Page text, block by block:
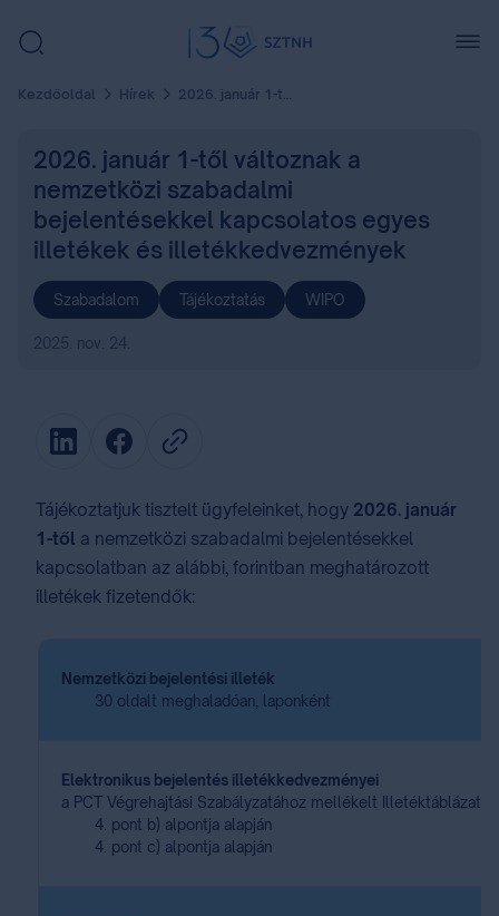
Kezdőoldal Hírek 2026. január 1-től változnak a nemzetközi szabadalmi bejelentésekkel kapcsolatos egyes illetékek és illetékkedvezmények
2026. január 1-től változnak a
nemzetközi szabadalmi
bejelentésekkel kapcsolatos egyes
illetékek és illetékkedvezmények
Szabadalom Tájékoztatás WIPO
2025. nov. 24.
Tájékoztatjuk tisztelt ügyfeleinket, hogy 2026. január
1-től a nemzetközi szabadalmi bejelentésekkel
kapcsolatban az alábbi, forintban meghatározott
illetékek fizetendők:
Nemzetközi bejelentési illeték
30 oldalt meghaladóan, laponként
Elektronikus bejelentés illetékkedvezményei
a PCT Végrehajtási Szabályzatához mellékelt Illetéktáblázat
4. pont b) alpontja alapján
4. pont c) alpontja alapján